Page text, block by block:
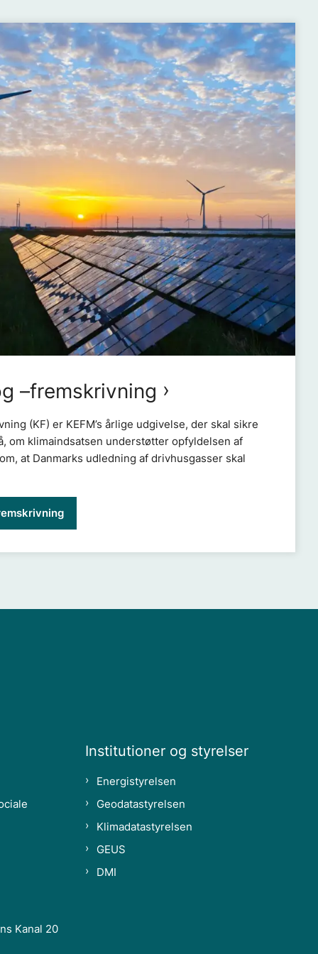
–fremskrivning
(KF) er KEFM’s årlige udgivelse, der skal sikre
om klimaindsatsen understøtter opfyldelsen af
at Danmarks udledning af drivhusgasser skal
Kanal 20
Institutioner og styrelser
Energistyrelsen
Geodatastyrelsen
Klimadatastyrelsen
GEUS
DMI